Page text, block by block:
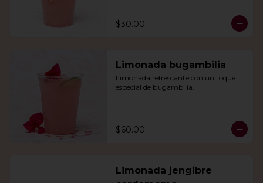
$30.00
Limonada bugambilia
Limonada refrescante con un toque
especial de bugambilia.
$60.00
Limonada jengibre